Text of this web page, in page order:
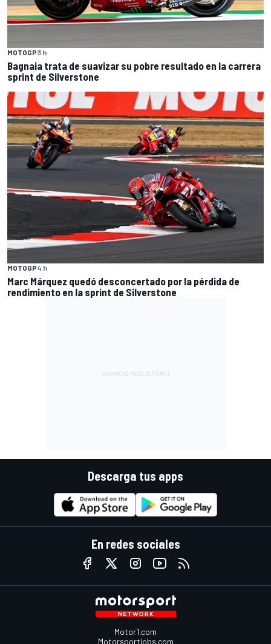
MOTOGP3 h
Bagnaia trata de suavizar su pobre resultado en la carrera
sprint de Silverstone
MOTOGP4 h
Marc Márquez quedó desconcertado por la pérdida de
rendimiento en la sprint de Silverstone
Descarga tus apps
En redes sociales
Motor1.com
Motorsportjobs.com